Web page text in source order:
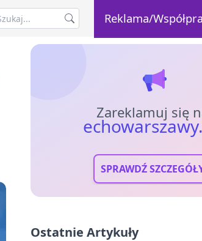
Reklama/
Zareklamuj się
SPRAWDŹ
Ostatnie Artykuły